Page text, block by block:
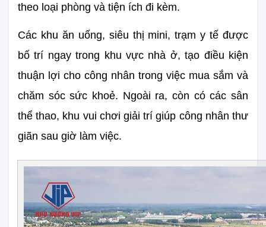
theo loại phòng và tiện ích đi kèm.
Các khu ăn uống, siêu thị mini, trạm y tế được
bố trí ngay trong khu vực nhà ở, tạo điều kiện
thuận lợi cho công nhân trong việc mua sắm và
chăm sóc sức khoẻ. Ngoài ra, còn có các sân
thể thao, khu vui chơi giải trí giúp công nhân thư
giãn sau giờ làm việc.